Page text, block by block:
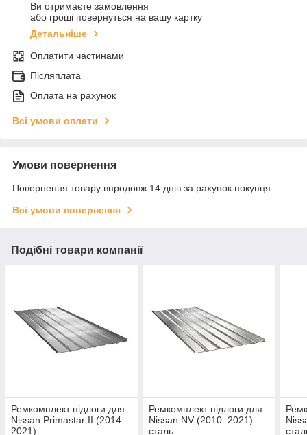
Ви отримаєте замовлення
або гроші повернуться на вашу картку
Детальніше
Оплатити частинами
Післяплата
Оплата на рахунок
Всі умови оплати
Умови повернення
Повернення товару впродовж 14 днів за рахунок покупця
Всі умови повернення
Подібні товари компанії
Ремкомплект підлоги для
Nissan Primastar II (2014–
2021)
Ремкомплект підлоги для
Nissan NV (2010–2021)
сталь